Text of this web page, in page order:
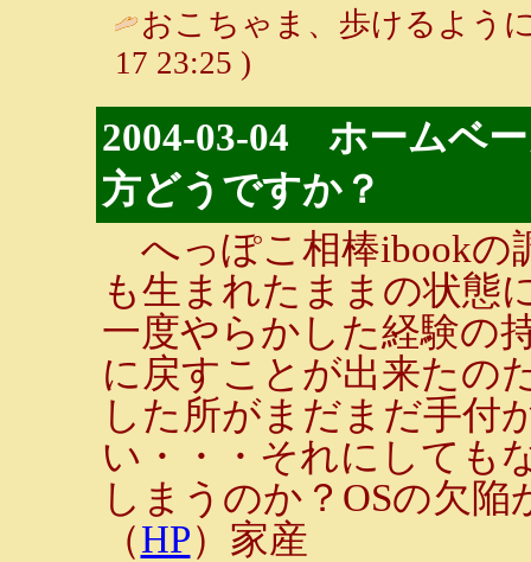
おこちゃま、歩けるよう
17 23:25 )
2004-03-04 ホームベ
方どうですか？
へっぽこ相棒ibookの
も生まれたままの状態
一度やらかした経験の
に戻すことが出来たの
した所がまだまだ手付
い・・・それにしても
しまうのか？OSの欠
（HP）家産